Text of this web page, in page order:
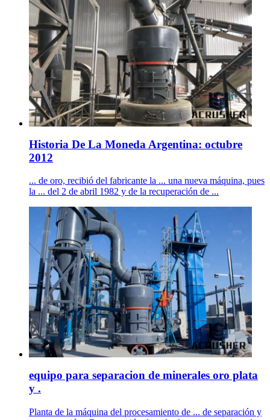
Historia De La Moneda Argentina: octubre
2012
... de oro, recibió del fabricante la ... una nueva máquina, pues
la ... del 2 de abril 1982 y de la recuperación de ...
equipo para separacion de minerales oro plata
y .
Planta de la máquina del procesamiento de ... de separación y